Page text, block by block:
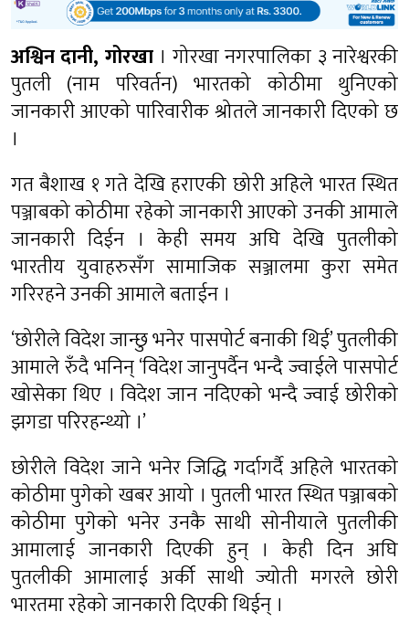
अश्विन दानी, गोरखा । गोरखा नगरपालिका ३ नारेश्वरकी
पुतली (नाम परिवर्तन) भारतको कोठीमा थुनिएको
जानकारी आएको पारिवारीक श्रोतले जानकारी दिएको छ
।
गत बैशाख १ गते देखि हराएकी छोरी अहिले भारत स्थित
पञ्जाबको कोठीमा रहेको जानकारी आएको उनकी आमाले
जानकारी दिईन । केही समय अघि देखि पुतलीको
भारतीय युवाहरुसँग सामाजिक सञ्जालमा कुरा समेत
गरिरहने उनकी आमाले बताईन ।
‘छोरीले विदेश जान्छु भनेर पासपोर्ट बनाकी थिई’ पुतलीकी
आमाले रुँदै भनिन् ‘विदेश जानुपर्दैन भन्दै ज्वाईले पासपोर्ट
खोसेका थिए । विदेश जान नदिएको भन्दै ज्वाई छोरीको
झगडा परिरहन्थ्यो ।’
छोरीले विदेश जाने भनेर जिद्धि गर्दागर्दै अहिले भारतको
कोठीमा पुगेको खबर आयो । पुतली भारत स्थित पञ्जाबको
कोठीमा पुगेको भनेर उनकै साथी सोनीयाले पुतलीकी
आमालाई जानकारी दिएकी हुन् । केही दिन अघि
पुतलीकी आमालाई अर्की साथी ज्योती मगरले छोरी
भारतमा रहेको जानकारी दिएकी थिईन् ।